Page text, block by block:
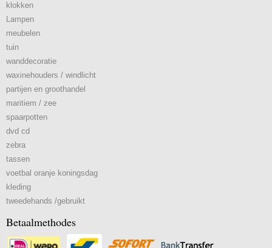
klokken
Lampen
meubelen
tuin
wanddecoratie
waxinehouders / windlicht
partijen en groothandel
maritiem / zee
spaarpotten
dvd cd
zebra
tassen
voetbal oranje koningsdag
kleding
tweedehands /gebruikt
Betaalmethodes